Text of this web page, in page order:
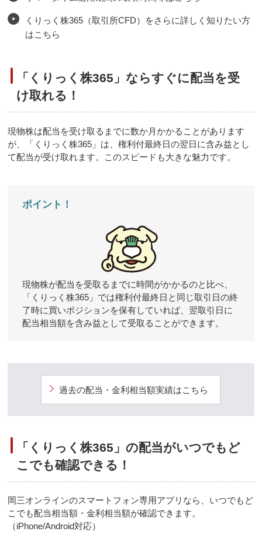
くりっく株365（取引所CFD）をさらに詳しく知りたい方
はこちら
「くりっく株365」ならすぐに配当を受
け取れる！
現物株は配当を受け取るまでに数か月かかることがあります
が、「くりっく株365」は、権利付最終日の翌日に含み益とし
て配当が受け取れます。このスピードも大きな魅力です。
ポイント！
現物株が配当を受取るまでに時間がかかるのと比べ、
「くりっく株365」では権利付最終日と同じ取引日の終
了時に買いポジションを保有していれば、翌取引日に
配当相当額を含み益として受取ることができます。
過去の配当・金利相当額実績はこちら
「くりっく株365」の配当がいつでもど
こでも確認できる！
岡三オンラインのスマートフォン専用アプリなら、いつでもど
こでも配当相当額・金利相当額が確認できます。
（iPhone/Android対応）